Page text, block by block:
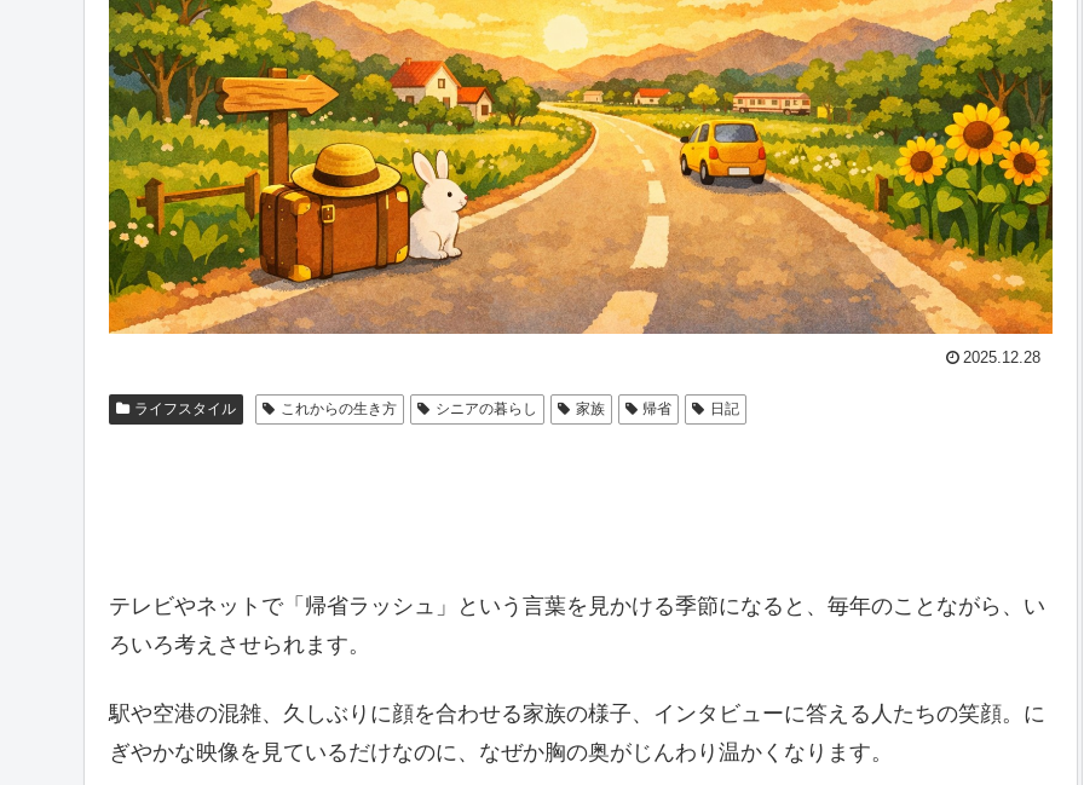
2025.12.28
ライフスタイル これからの生き方 シニアの暮らし 家族 帰省 日記
テレビやネットで「帰省ラッシュ」という言葉を見かける季節になると、毎年のことながら、い
ろいろ考えさせられます。
駅や空港の混雑、久しぶりに顔を合わせる家族の様子、インタビューに答える人たちの笑顔。に
ぎやかな映像を見ているだけなのに、なぜか胸の奥がじんわり温かくなります。